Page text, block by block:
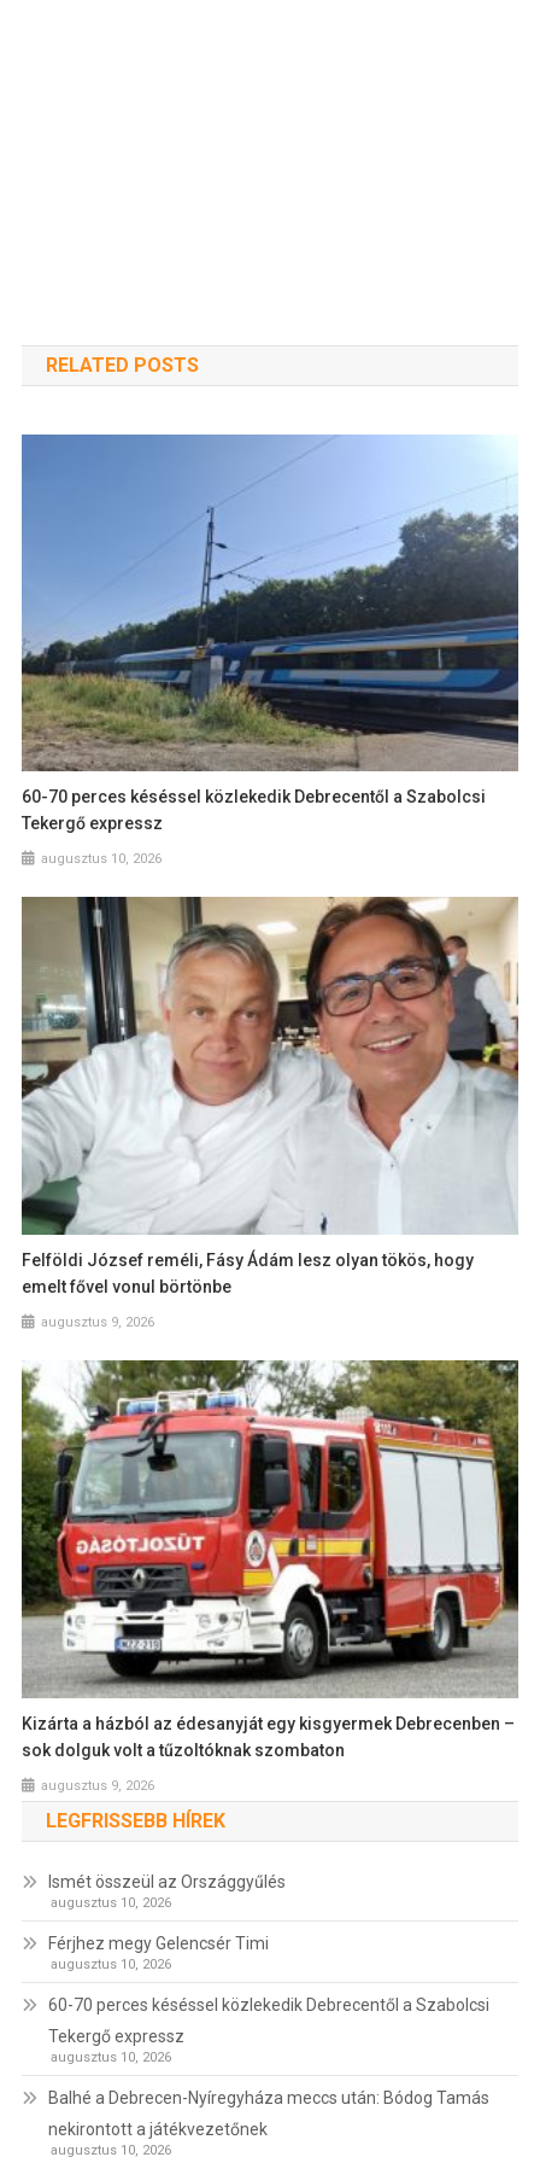
RELATED POSTS
60-70 perces késéssel közlekedik Debrecentől a Szabolcsi
Tekergő expressz
augusztus 10, 2026
Felföldi József reméli, Fásy Ádám lesz olyan tökös, hogy
emelt fővel vonul börtönbe
augusztus 9, 2026
Kizárta a házból az édesanyját egy kisgyermek Debrecenben –
sok dolguk volt a tűzoltóknak szombaton
augusztus 9, 2026
LEGFRISSEBB HÍREK
Ismét összeül az Országgyűlés
augusztus 10, 2026
Férjhez megy Gelencsér Timi
augusztus 10, 2026
60-70 perces késéssel közlekedik Debrecentől a Szabolcsi
Tekergő expressz
augusztus 10, 2026
Balhé a Debrecen-Nyíregyháza meccs után: Bódog Tamás
nekirontott a játékvezetőnek
augusztus 10, 2026